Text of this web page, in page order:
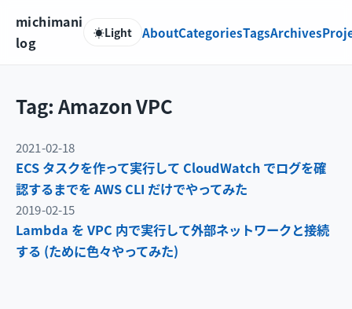
michimani
log
☀️Light AboutCategoriesTagsArchives
Tag: Amazon VPC
2021-02-18
ECS タスクを作って実行して CloudWatch でログを確
認するまでを AWS CLI だけでやってみた
2019-02-15
Lambda を VPC 内で実行して外部ネットワークと接続
する (ために色々やってみた)